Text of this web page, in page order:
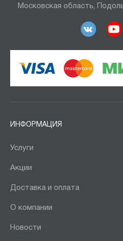
Московская область,
ИНФОРМАЦИЯ
Услуги
Акции
Доставка и оплата
О компании
Новости